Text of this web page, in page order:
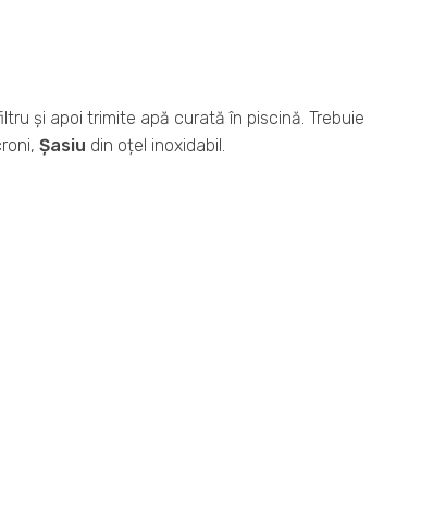
și apoi trimite apă curată în piscină. Trebuie
Șasiu din oțel inoxidabil.